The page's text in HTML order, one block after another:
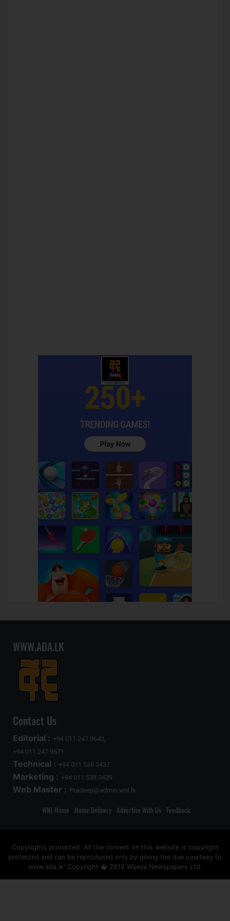
WWW.ADA.LK
Contact Us
Editorial : +94 011 247 9642,
+94 011 247 9671
Technical : +94 011 538 3437
Marketing : +94 011 538 3439
Web Master : Pradeep@admin.wnl.lk
WNL Home Home Delivery Advertise With Us Feedback
Copyrights protected: All the content on this website is copyright
protected and can be reproduced only by giving the due courtesy to
www.ada.lk' Copyright � 2018 Wijeya Newspapers Ltd.